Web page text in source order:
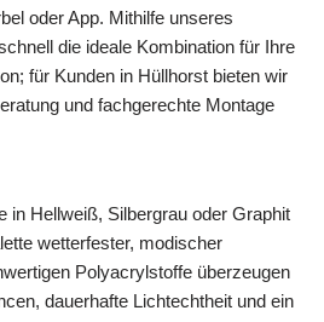
oder App. Mithilfe unseres
die ideale Kombination für Ihre
für Kunden in Hüllhorst bieten wir
und fachgerechte Montage
in Hellweiß, Silbergrau oder Graphit
wetterfester, modischer
Polyacrylstoffe überzeugen
dauerhafte Lichtechtheit und ein